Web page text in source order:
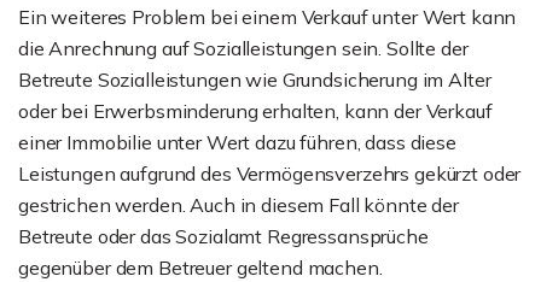
Ein weiteres Problem bei einem Verkauf unter Wert kann
die Anrechnung auf Sozialleistungen sein. Sollte der
Betreute Sozialleistungen wie Grundsicherung im Alter
oder bei Erwerbsminderung erhalten, kann der Verkauf
einer Immobilie unter Wert dazu führen, dass diese
Leistungen aufgrund des Vermögensverzehrs gekürzt oder
gestrichen werden. Auch in diesem Fall könnte der
Betreute oder das Sozialamt Regressansprüche
gegenüber dem Betreuer geltend machen.